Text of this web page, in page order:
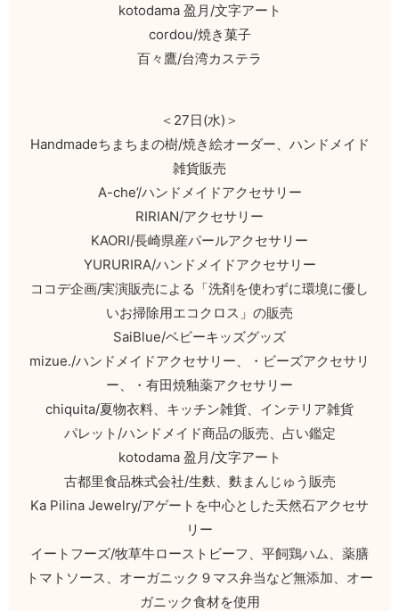
kotodama 盈月/文字アート
cordou/焼き菓子
百々鷹/台湾カステラ
＜27日(水)＞
Handmadeちまちまの樹/焼き絵オーダー、ハンドメイド
雑貨販売
A-che’/ハンドメイドアクセサリー
RIRIAN/アクセサリー
KAORI/長崎県産パールアクセサリー
YURURIRA/ハンドメイドアクセサリー
ココデ企画/実演販売による「洗剤を使わずに環境に優し
いお掃除用エコクロス」の販売
SaiBlue/ベビーキッズグッズ
mizue./ハンドメイドアクセサリー、・ビーズアクセサリ
ー、・有田焼釉薬アクセサリー
chiquita/夏物衣料、キッチン雑貨、インテリア雑貨
パレット/ハンドメイド商品の販売、占い鑑定
kotodama 盈月/文字アート
古都里食品株式会社/生麩、麩まんじゅう販売
Ka Pilina Jewelry/アゲートを中心とした天然石アクセサ
リー
イートフーズ/牧草牛ローストビーフ、平飼鶏ハム、薬膳
トマトソース、オーガニック９マス弁当など無添加、オー
ガニック食材を使用